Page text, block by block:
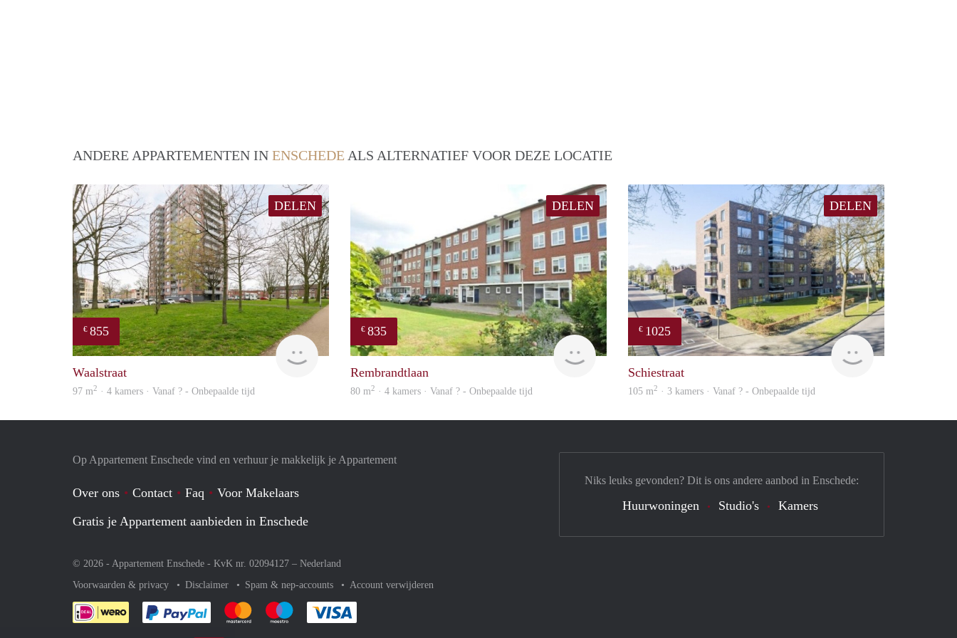
ANDERE APPARTEMENTEN IN ENSCHEDE ALS ALTERNATIEF VOOR DEZE LOCATIE
DELEN
€ 855
Waalstraat
97 m2 · 4 kamers · Vanaf ? - Onbepaalde tijd
DELEN
€ 835
finder
Rembrandtlaan
80 m2 · 4 kamers · Vanaf ? - Onbepaalde tijd
DELEN
€ 1025
Woning
Schiestraat
105 m2 · 3 kamers · Vanaf ? - Onbepaalde tijd
Op Appartement Enschede vind en verhuur je makkelijk je Appartement
Over ons Contact Faq
Voor Makelaars
Gratis je Appartement aanbieden in Enschede
© 2026 - Appartement Enschede - KvK nr. 02094127 – Nederland
Voorwaarden & privacy
Disclaimer Spam & nep-accounts Account verwijderen
Je rekent gemakkelijk af met Paypal
Je rekent gemakkelijk af met Mastercard
Je rekent gemakkelijk af met Meastro
Niks leuks gevonden? Dit is ons andere aanbod in Enschede:
Huurwoningen Studio's Kamers